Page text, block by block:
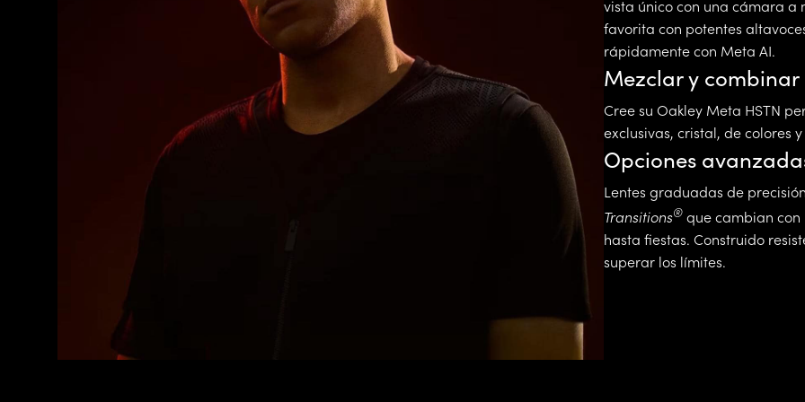
vista único con una cámara a
favorita con potentes
rápidamente con Meta AI.
Mezclar y combinar
Cree su Oakley Meta HSTN
exclusivas, cristal, de colores
Opciones
Lentes graduadas de
Transitions® que cambian
hasta fiestas. Construido
superar los límites.